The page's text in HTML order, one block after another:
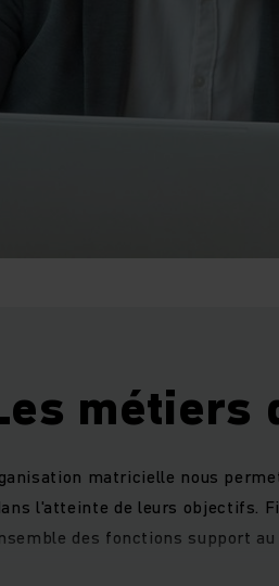
métiers
matricielle nous
l'atteinte de leurs objectifs.
des fonctions support